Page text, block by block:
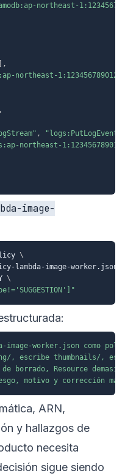
northeast-
,
northeast-
,
,
northeast-
image-
\
lambda-image-worker.json
\
image-worker.json como
, escribe thumbnails/,
de borrado, Resource
motivo y corrección
ARN,
y hallazgos de
necesita
sigue siendo